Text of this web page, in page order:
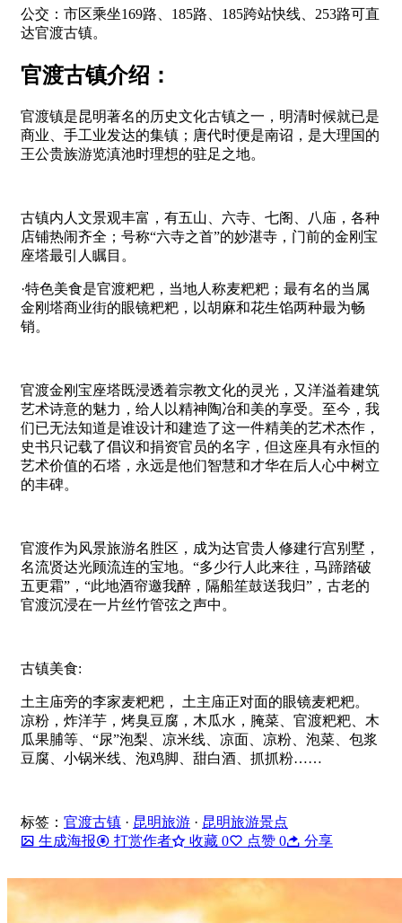
公交：市区乘坐169路、185路、185跨站快线、253路可直
达官渡古镇。
官渡古镇介绍：
官渡镇是昆明著名的历史文化古镇之一，明清时候就已是
商业、手工业发达的集镇；唐代时便是南诏，是大理国的
王公贵族游览滇池时理想的驻足之地。
古镇内人文景观丰富，有五山、六寺、七阁、八庙，各种
店铺热闹齐全；号称“六寺之首”的妙湛寺，门前的金刚宝
座塔最引人瞩目。
·特色美食是官渡粑粑，当地人称麦粑粑；最有名的当属
金刚塔商业街的眼镜粑粑，以胡麻和花生馅两种最为畅
销。
官渡金刚宝座塔既浸透着宗教文化的灵光，又洋溢着建筑
艺术诗意的魅力，给人以精神陶冶和美的享受。至今，我
们已无法知道是谁设计和建造了这一件精美的艺术杰作，
史书只记载了倡议和捐资官员的名字，但这座具有永恒的
艺术价值的石塔，永远是他们智慧和才华在后人心中树立
的丰碑。
官渡作为风景旅游名胜区，成为达官贵人修建行宫别墅，
名流贤达光顾流连的宝地。“多少行人此来往，马蹄踏破
五更霜”，“此地酒帘邀我醉，隔船笙鼓送我归”，古老的
官渡沉浸在一片丝竹管弦之声中。
古镇美食:
土主庙旁的李家麦粑粑， 土主庙正对面的眼镜麦粑粑。
凉粉，炸洋芋，烤臭豆腐，木瓜水，腌菜、官渡粑粑、木
瓜果脯等、“尿”泡梨、凉米线、凉面、凉粉、泡菜、包浆
豆腐、小锅米线、泡鸡脚、甜白酒、抓抓粉……
标签： 官渡古镇 · 昆明旅游 · 昆明旅游景点
生成海报
打赏作者 收藏 0 点赞 0 分享